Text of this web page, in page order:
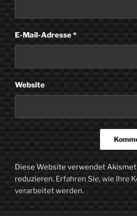
E-Mail-Adresse*
Website
Diese Website verwendet
reduzieren. Erfahren Sie, wie Ihre
verarbeitet werden.